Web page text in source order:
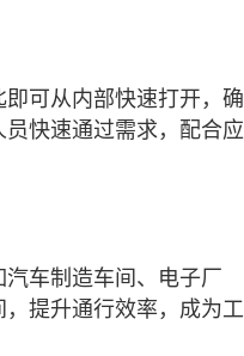
可从内部快速打开，确
快速通过需求，配合应
车制造车间、电子厂
提升通行效率，成为工